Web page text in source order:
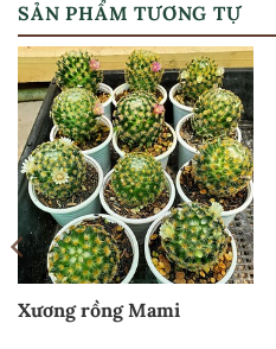
SẢN PHẨM TƯƠNG TỰ
Xương rồng Mami